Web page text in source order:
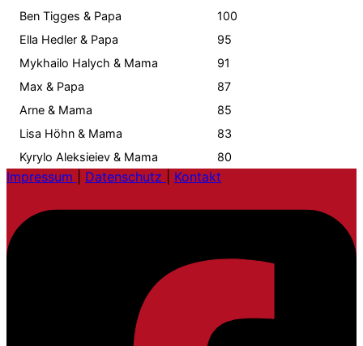
Ben Tigges & Papa
100
Ella Hedler & Papa
95
Mykhailo Halych & Mama
91
Max & Papa
87
Arne & Mama
85
Lisa Höhn & Mama
83
Kyrylo Aleksieiev & Mama
80
Impressum Datenschutz Kontakt